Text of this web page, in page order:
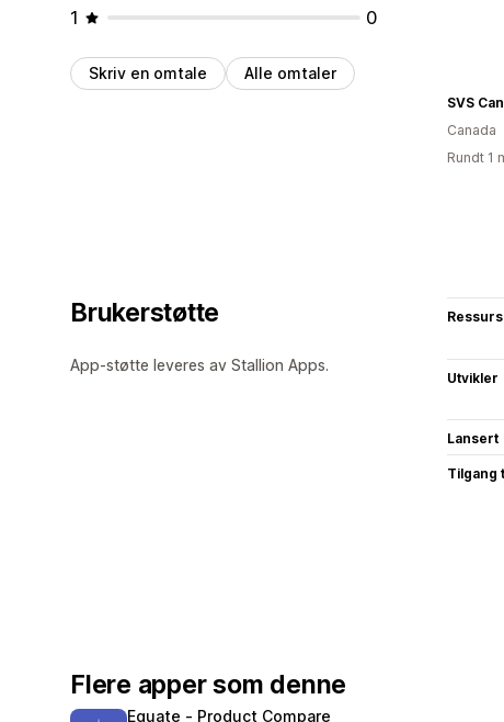
1
0
Skriv en omtale Alle omtaler
SVS
Canada
Rundt 1
Brukerstøtte
App-støtte leveres av Stallion Apps.
Utvikler
Lansert
Tilgang
Flere apper som denne
Equate ‑ Product Compare